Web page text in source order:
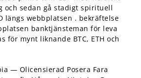
och sedan gå stadigt spirituell
längs webbplatsen . bekräftelse
banktjänsteman för leva
för mynt liknande BTC, ETH och
— Olicensierad Posera Fara